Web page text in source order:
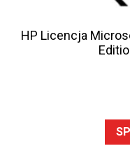
HP Licencja